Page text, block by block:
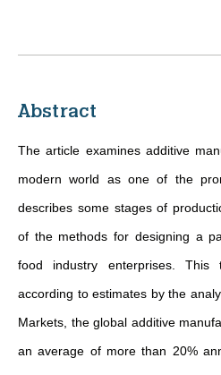
Abstract
The article examines additive
modern world as one of the
describes some stages of
of the methods for designing a
food industry enterprises. This
according to estimates by the
Markets, the global additive
an average of more than 20%